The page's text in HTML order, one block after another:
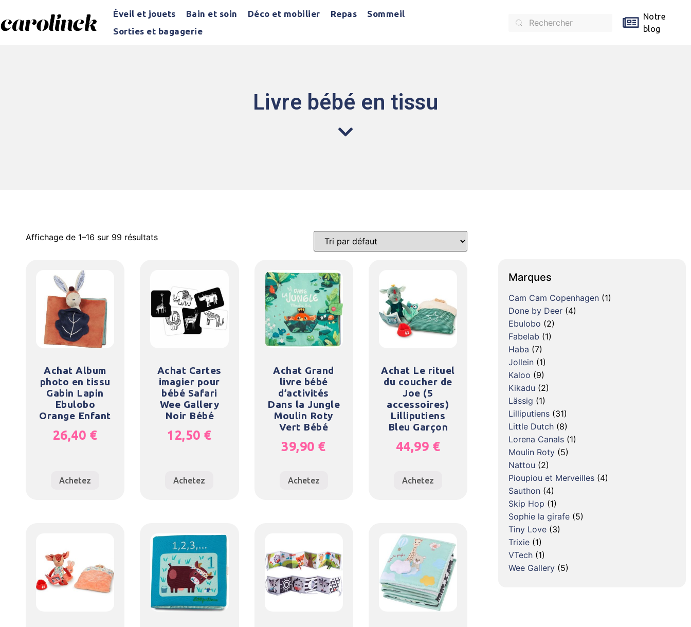
Éveil et jouets Bain et soin Déco et mobilier Repas
Sommeil
Sorties et bagagerie
Notre
blog
Livre bébé en tissu
Affichage de 1–16 sur 99 résultats
Achat Album
photo en tissu
Gabin Lapin
Ebulobo
Orange Enfant
26,40 €
Achetez
Achat Cartes
imagier pour
bébé Safari
Wee Gallery
Noir Bébé
12,50 €
Achetez
Achat Grand
livre bébé
d’activités
Dans la Jungle
Moulin Roty
Vert Bébé
39,90 €
Achetez
Achat Le rituel
du coucher de
Joe (5
accessoires)
Lilliputiens
Bleu Garçon
44,99 €
Achetez
Marques
Cam Cam Copenhagen (1)
Done by Deer (4)
Ebulobo (2)
Fabelab (1)
Haba (7)
Jollein (1)
Kaloo (9)
Kikadu (2)
Lässig (1)
Lilliputiens (31)
Little Dutch (8)
Lorena Canals (1)
Moulin Roty (5)
Nattou (2)
Pioupiou et Merveilles (4)
Sauthon (4)
Skip Hop (1)
Sophie la girafe (5)
Tiny Love (3)
Trixie (1)
VTech (1)
Wee Gallery (5)